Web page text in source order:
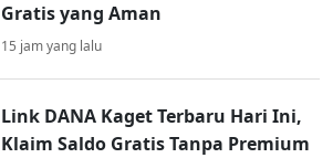
Gratis yang Aman
15 jam yang lalu
Link DANA Kaget Terbaru Hari Ini,
Klaim Saldo Gratis Tanpa Premium